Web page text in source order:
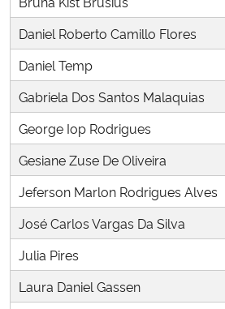
Ministério de Minas e Energia
Ministério da Ciência, Tecnologia, Inovações e
Ministério do Meio Ambiente
Ministério do Turismo
Ministério do Desenvolvimento Regional
Daniel Roberto Camillo Flores
Daniel Temp
Gabriela Dos Santos Malaquias
George Iop Rodrigues
Gesiane Zuse De Oliveira
Jeferson Marlon Rodrigues Alves
José Carlos Vargas Da Silva
Julia Pires
Laura Daniel Gassen